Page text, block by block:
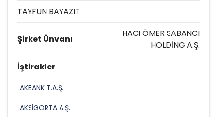
TAYFUN BAYAZIT
Şirket Ünvanı
HACI ÖMER SABANCI
HOLDİNG A.Ş.
İştirakler
AKBANK T.A.Ş.
AKSİGORTA A.Ş.